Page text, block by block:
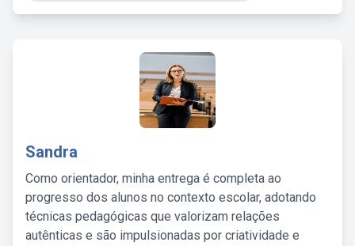
Sandra
Como orientador, minha entrega é completa ao
progresso dos alunos no contexto escolar, adotando
técnicas pedagógicas que valorizam relações
autênticas e são impulsionadas por criatividade e